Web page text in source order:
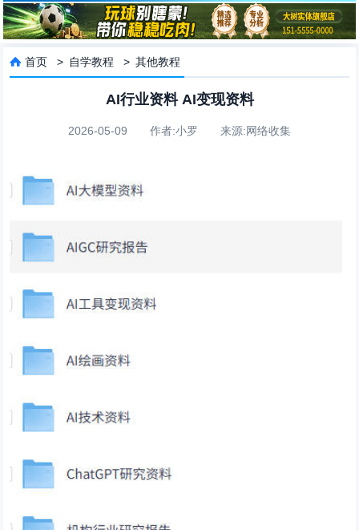
 首页 > 自学教程 >其他教程
AI行业资料 AI变现资料
2026-05-09 作者:小罗 来源:网络收集